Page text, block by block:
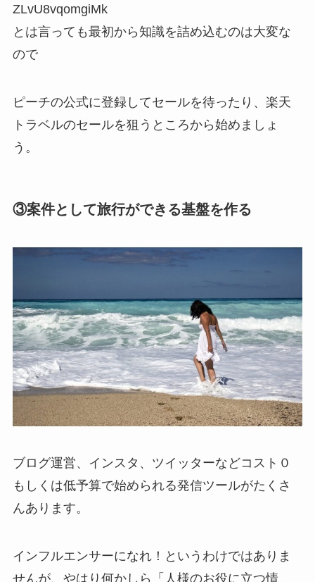
ZLvU8vqomgiMk
とは言っても最初から知識を詰め込むのは大変な
ので
ピーチの公式に登録してセールを待ったり、楽天
トラベルのセールを狙うところから始めましょ
う。
③案件として旅行ができる基盤を作る
ブログ運営、インスタ、ツイッターなどコスト０
もしくは低予算で始められる発信ツールがたくさ
んあります。
インフルエンサーになれ！というわけではありま
せんが、やはり何かしら「人様のお役に立つ情